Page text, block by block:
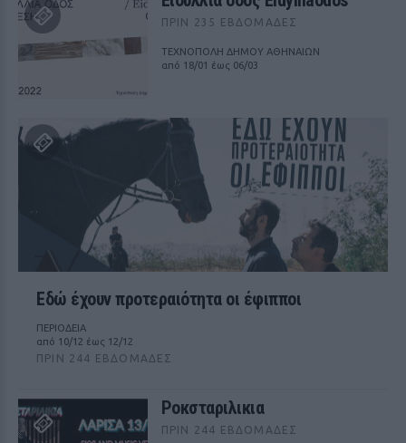
ΠΡΙΝ 235 ΕΒΔΟΜΆΔΕΣ
ΤΕΧΝΟΠΟΛΗ ΔΗΜΟΥ ΑΘΗΝΑΙΩΝ
από 18/01 έως 06/03
Εδώ έχουν προτεραιότητα οι έφιπποι
ΠΕΡΙΟΔΕΙΑ
από 10/12 έως 12/12
ΠΡΙΝ 244 ΕΒΔΟΜΆΔΕΣ
Ροκσταριλικια
ΠΡΙΝ 244 ΕΒΔΟΜΆΔΕΣ